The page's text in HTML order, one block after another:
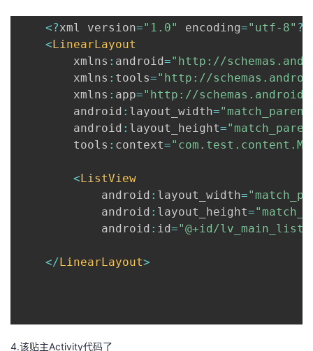
<?xml version="1.0" encoding="utf-8" ?
<LinearLayout
        xmlns
: android="http://
        xmlns
: tools="http://
        xmlns
: app="http://
        android
: layout_width=
        android
: layout_height=
        tools
: context=
<ListView
            android
: layout_width=
            android
: layout_height=
            android
: id="@+id/lv_main_list"
</LinearLayout>
4.该贴主Activity代码了